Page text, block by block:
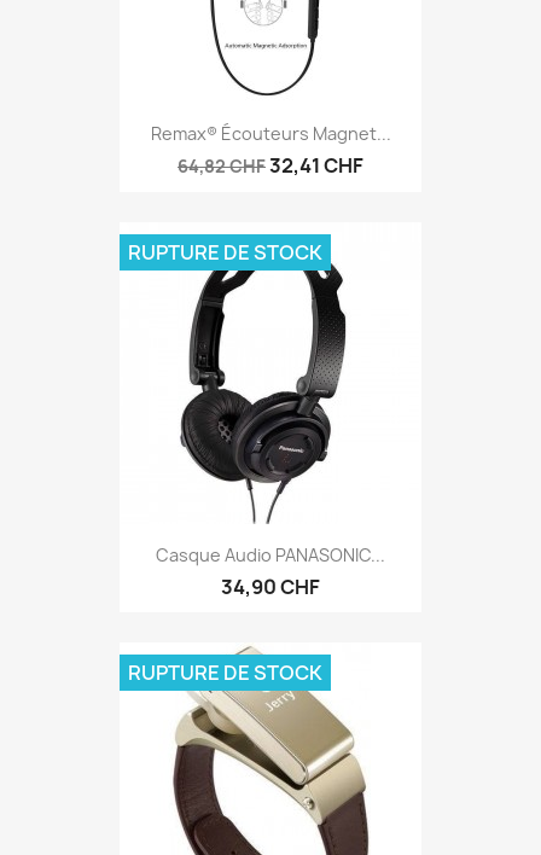
Remax® Écouteurs Magnet...
64,82 CHF32,41 CHF
Casque Audio PANASONIC...
34,90 CHF
RUPTURE DE STOCK
RUPTURE DE STOCK